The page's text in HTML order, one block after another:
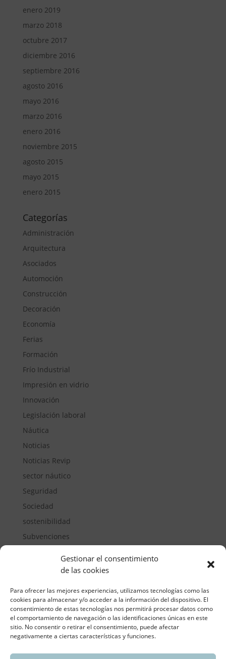
Gestionar el consentimiento
de las cookies
Para ofrecer las mejores experiencias, utilizamos tecnologías como las
cookies para almacenar y/o acceder a la información del dispositivo. El
consentimiento de estas tecnologías nos permitirá procesar datos como
el comportamiento de navegación o las identificaciones únicas en este
sitio. No consentir o retirar el consentimiento, puede afectar
negativamente a ciertas características y funciones.
enero 2019
marzo 2018
octubre 2017
diciembre 2016
septiembre 2016
agosto 2016
mayo 2016
marzo 2016
enero 2016
noviembre 2015
agosto 2015
mayo 2015
enero 2015
Categorías
Administración
Arquitectura
Asociados
Automoción
Construcción
Decoración
Economía
Ferias
Formación
Frío Industrial
Impresión en vidrio
Innovación
Legislación laboral
Náutica
Noticias
Noticias Revip
sector náutico
Seguridad
Sociedad
sostenibilidad
Subvenciones